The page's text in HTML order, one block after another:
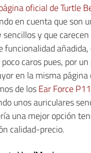
oficial de Turtle
en cuenta que son
y que
funcionalidad
caros pues, por
en la misma página
de losEar Force P11
unos auriculares
una mejor opción
calidad-precio.